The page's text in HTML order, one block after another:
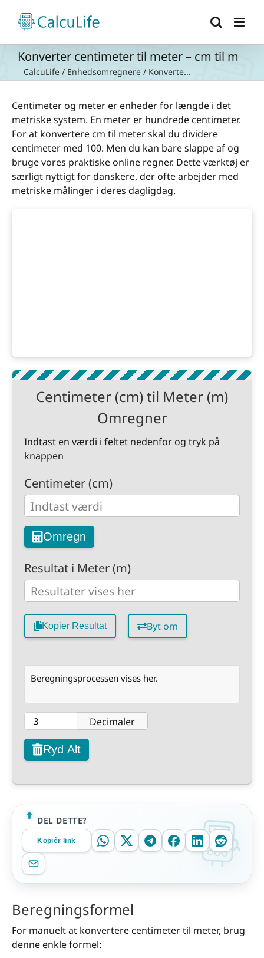
content
Konverter centimeter til meter – cm til m
CalcuLife / Enhedsomregnere / Konverte...
Centimeter og meter er enheder for længde i det
metriske system. En meter er hundrede centimeter.
For at konvertere cm til meter skal du dividere
centimeter med 100. Men du kan bare slappe af og
bruge vores praktiske online regner. Dette værktøj er
særligt nyttigt for danskere, der ofte arbejder med
metriske målinger i deres dagligdag.
Centimeter (cm) til Meter (m)
Omregner
Indtast en værdi i feltet nedenfor og tryk på
knappen
Centimeter (cm)
Omregn
Resultat i Meter (m)
Kopier Resultat Byt om
Beregningsprocessen vises her.
Decimaler
Ryd Alt
DEL DETTE?
Kopiér link
Beregningsformel
For manuelt at konvertere centimeter til meter, brug
denne enkle formel: